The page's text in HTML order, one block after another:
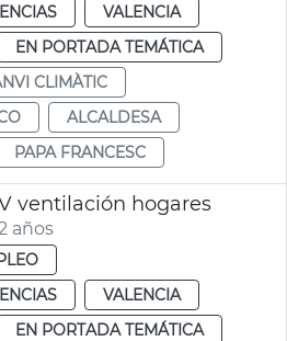
VALENCIA
EN PORTADA TEMÁTICA
CLIMÀTIC
ALCALDESA
PAPA FRANCESC
ventilación hogares
años
VALENCIA
EN PORTADA TEMÁTICA